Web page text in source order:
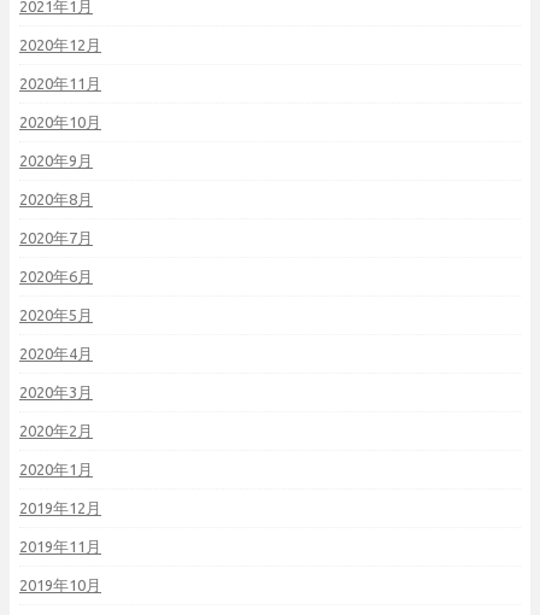
2021年1月
2020年12月
2020年11月
2020年10月
2020年9月
2020年8月
2020年7月
2020年6月
2020年5月
2020年4月
2020年3月
2020年2月
2020年1月
2019年12月
2019年11月
2019年10月